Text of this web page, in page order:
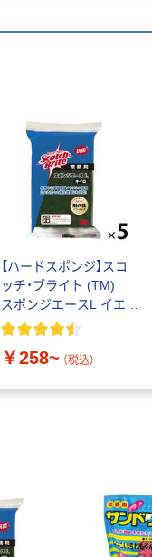
【ハードスポンジ】スコ
ッチ・ブライト (TM)
スポンジエースL イエロ
ー スリーエム ジャパン
￥258~ （税込）